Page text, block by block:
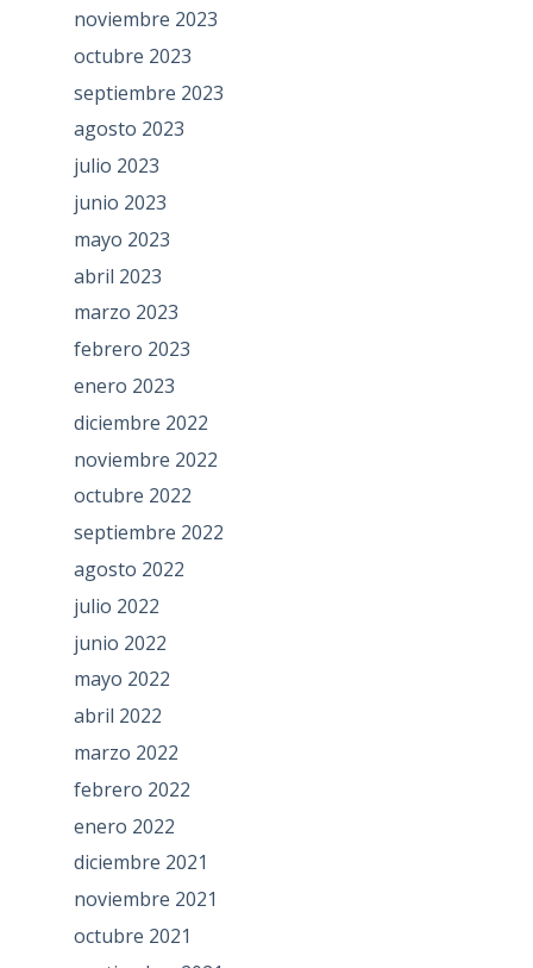
noviembre 2023
octubre 2023
septiembre 2023
agosto 2023
julio 2023
junio 2023
mayo 2023
abril 2023
marzo 2023
febrero 2023
enero 2023
diciembre 2022
noviembre 2022
octubre 2022
septiembre 2022
agosto 2022
julio 2022
junio 2022
mayo 2022
abril 2022
marzo 2022
febrero 2022
enero 2022
diciembre 2021
noviembre 2021
octubre 2021